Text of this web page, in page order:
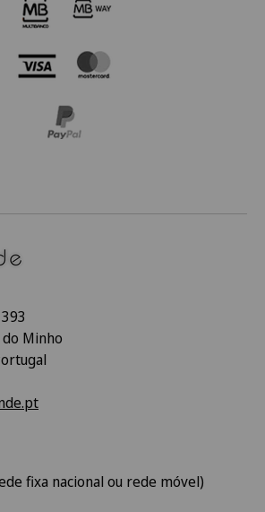
Minho
fixa nacional ou rede móvel)